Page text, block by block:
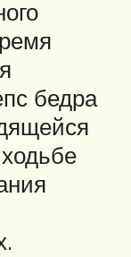
бедра